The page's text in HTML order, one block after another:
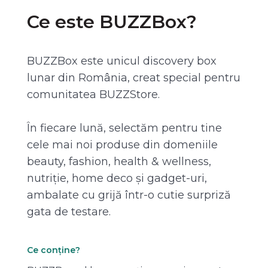
Ce este BUZZBox?
BUZZBox este unicul discovery box
lunar din România, creat special pentru
comunitatea BUZZStore.
În fiecare lună, selectăm pentru tine
cele mai noi produse din domeniile
beauty, fashion, health & wellness,
nutriție, home deco și gadget-uri,
ambalate cu grijă într-o cutie surpriză
gata de testare.
Ce conține?